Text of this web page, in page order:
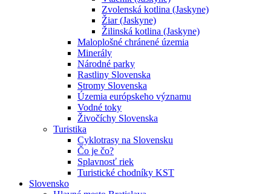
Zvolenská kotlina (Jaskyne)
Žiar (Jaskyne)
Žilinská kotlina (Jaskyne)
Maloplošné chránené územia
Minerály
Národné parky
Rastliny Slovenska
Stromy Slovenska
Územia európskeho významu
Vodné toky
Živočíchy Slovenska
Turistika
Cyklotrasy na Slovensku
Čo je čo?
Splavnosť riek
Turistické chodníky KST
Slovensko